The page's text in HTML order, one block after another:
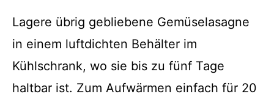
Lagere übrig gebliebene Gemüselasagne
in einem luftdichten Behälter im
Kühlschrank, wo sie bis zu fünf Tage
haltbar ist. Zum Aufwärmen einfach für 20